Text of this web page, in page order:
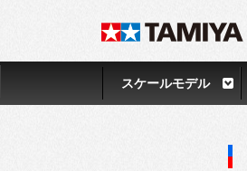
スケールモデル